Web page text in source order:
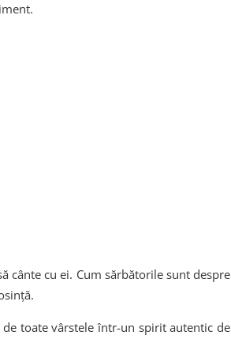
cânte cu ei. Cum sărbătorile sunt despre
toate vârstele într-un spirit autentic de